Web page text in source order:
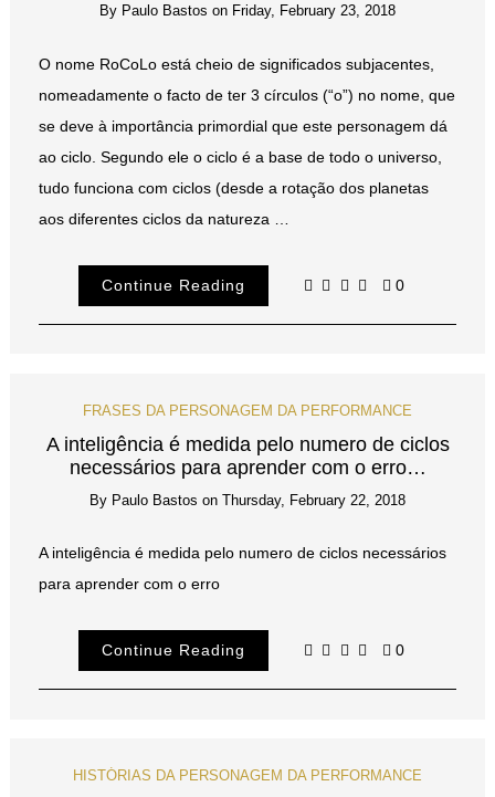
By Paulo Bastos on Friday, February 23, 2018
O nome RoCoLo está cheio de significados subjacentes,
nomeadamente o facto de ter 3 círculos (“o”) no nome, que
se deve à importância primordial que este personagem dá
ao ciclo. Segundo ele o ciclo é a base de todo o universo,
tudo funciona com ciclos (desde a rotação dos planetas
aos diferentes ciclos da natureza …
Continue Reading 0
FRASES DA PERSONAGEM DA PERFORMANCE
A inteligência é medida pelo numero de ciclos
necessários para aprender com o erro…
By Paulo Bastos on Thursday, February 22, 2018
A inteligência é medida pelo numero de ciclos necessários
para aprender com o erro
Continue Reading 0
HISTÓRIAS DA PERSONAGEM DA PERFORMANCE